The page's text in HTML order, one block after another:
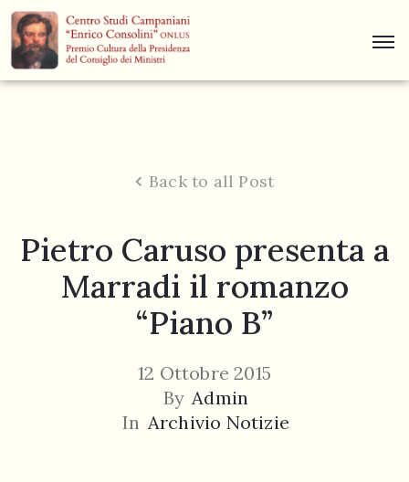
Centro
Museo
Curiosità
Back to all Post
Pietro Caruso presenta a
Marradi il romanzo
“Piano B”
12 Ottobre 2015
By Admin
In Archivio Notizie